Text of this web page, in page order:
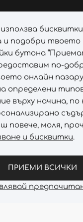
отстъпки и
© 2026 - Всички
и подобри твоето
бутона
по-
онлайн
определени
върху начина,
повече, моля,
и бисквитки.
ПРИЕМИ ВСИЧКИ